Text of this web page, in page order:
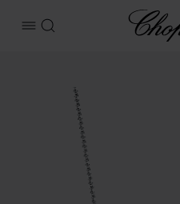
메뉴 열기
검색